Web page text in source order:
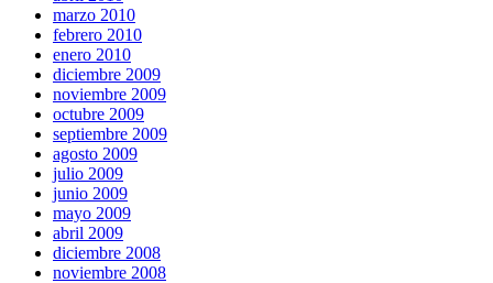
marzo 2010
febrero 2010
enero 2010
diciembre 2009
noviembre 2009
octubre 2009
septiembre 2009
agosto 2009
julio 2009
junio 2009
mayo 2009
abril 2009
diciembre 2008
noviembre 2008